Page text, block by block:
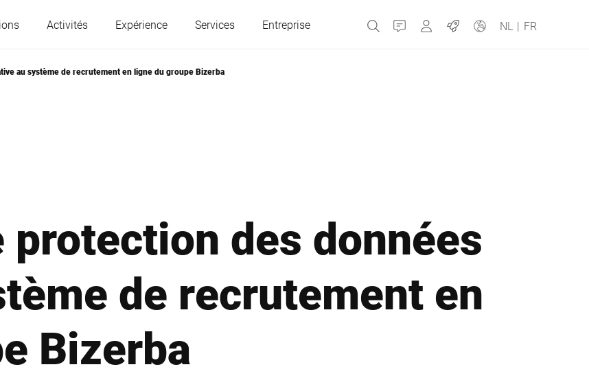
Activités Expérience Services Entreprise Contact MyBizerba
Emplois NL | FR
Portugal Russie
Slovaquie Espagne
au système de recrutement en ligne du groupe Bizerba
protection des données
de recrutement en
Bizerba